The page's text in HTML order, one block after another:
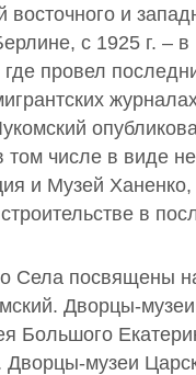
и
с 1925 г. –
провел
числе в виде
и Музей
в
Села посвящены
Дворцы-
Большого
Дворцы-музеи